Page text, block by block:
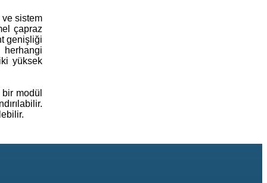
sistem
çapraz
genişliği
yüksek
modül